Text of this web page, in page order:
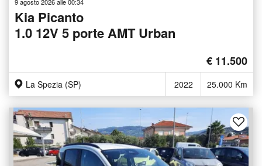
9 agosto 2026 alle 00:34
Kia Picanto
1.0 12V 5 porte AMT Urban
€ 11.500
La Spezia (SP) 2022 25.000 Km